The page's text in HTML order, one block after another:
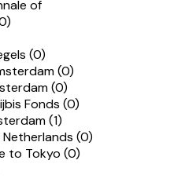
of
(0)
(0)
(0)
Fonds (0)
(1)
(0)
to Tokyo (0)